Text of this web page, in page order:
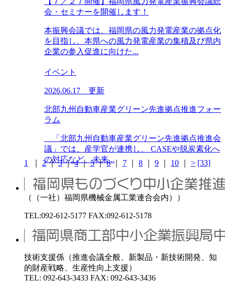
会・セミナーを開催します！
本振興会議では、福岡県の風力発電産業の拠点化
を目指し、本県への風力発電産業の集積及び県内
企業の参入促進に向けた...
イベント
2026.06.17 更新
北部九州自動車産業グリーン先進拠点推進フォー
ラム
「北部九州自動車産業グリーン先進拠点推進会
議」では、産学官が連携し、 CASEや脱炭素化へ
の対応など、未来...
1 2｜3｜4｜5｜6｜ 7 8 9 10 > [33]
（（一社）福岡県機械金属工業連合会内））
TEL:092-612-5177 FAX:092-612-5178
技術支援係（推進会議全般、新製品・新技術開発、知
的財産戦略、生産性向上支援）
TEL: 092-643-3433 FAX: 092-643-3436